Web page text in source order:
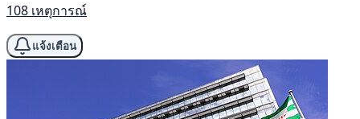
108 เหตุการณ์
แจ้งเตือน